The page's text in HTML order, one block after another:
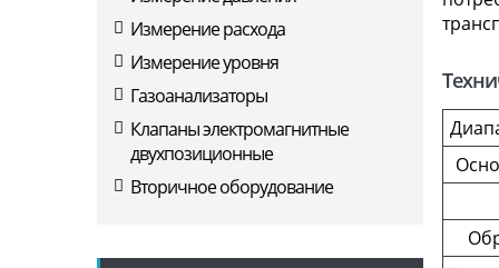
Измерение расхода
Измерение уровня
Газоанализаторы
Клапаны электромагнитные
двухпозиционные
Вторичное оборудование